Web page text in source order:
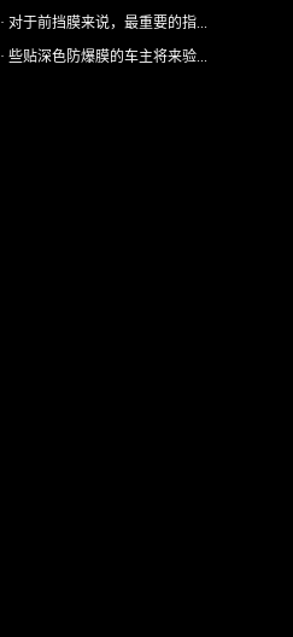
· 对于前挡膜来说，最重要的指...
· 些贴深色防爆膜的车主将来验...